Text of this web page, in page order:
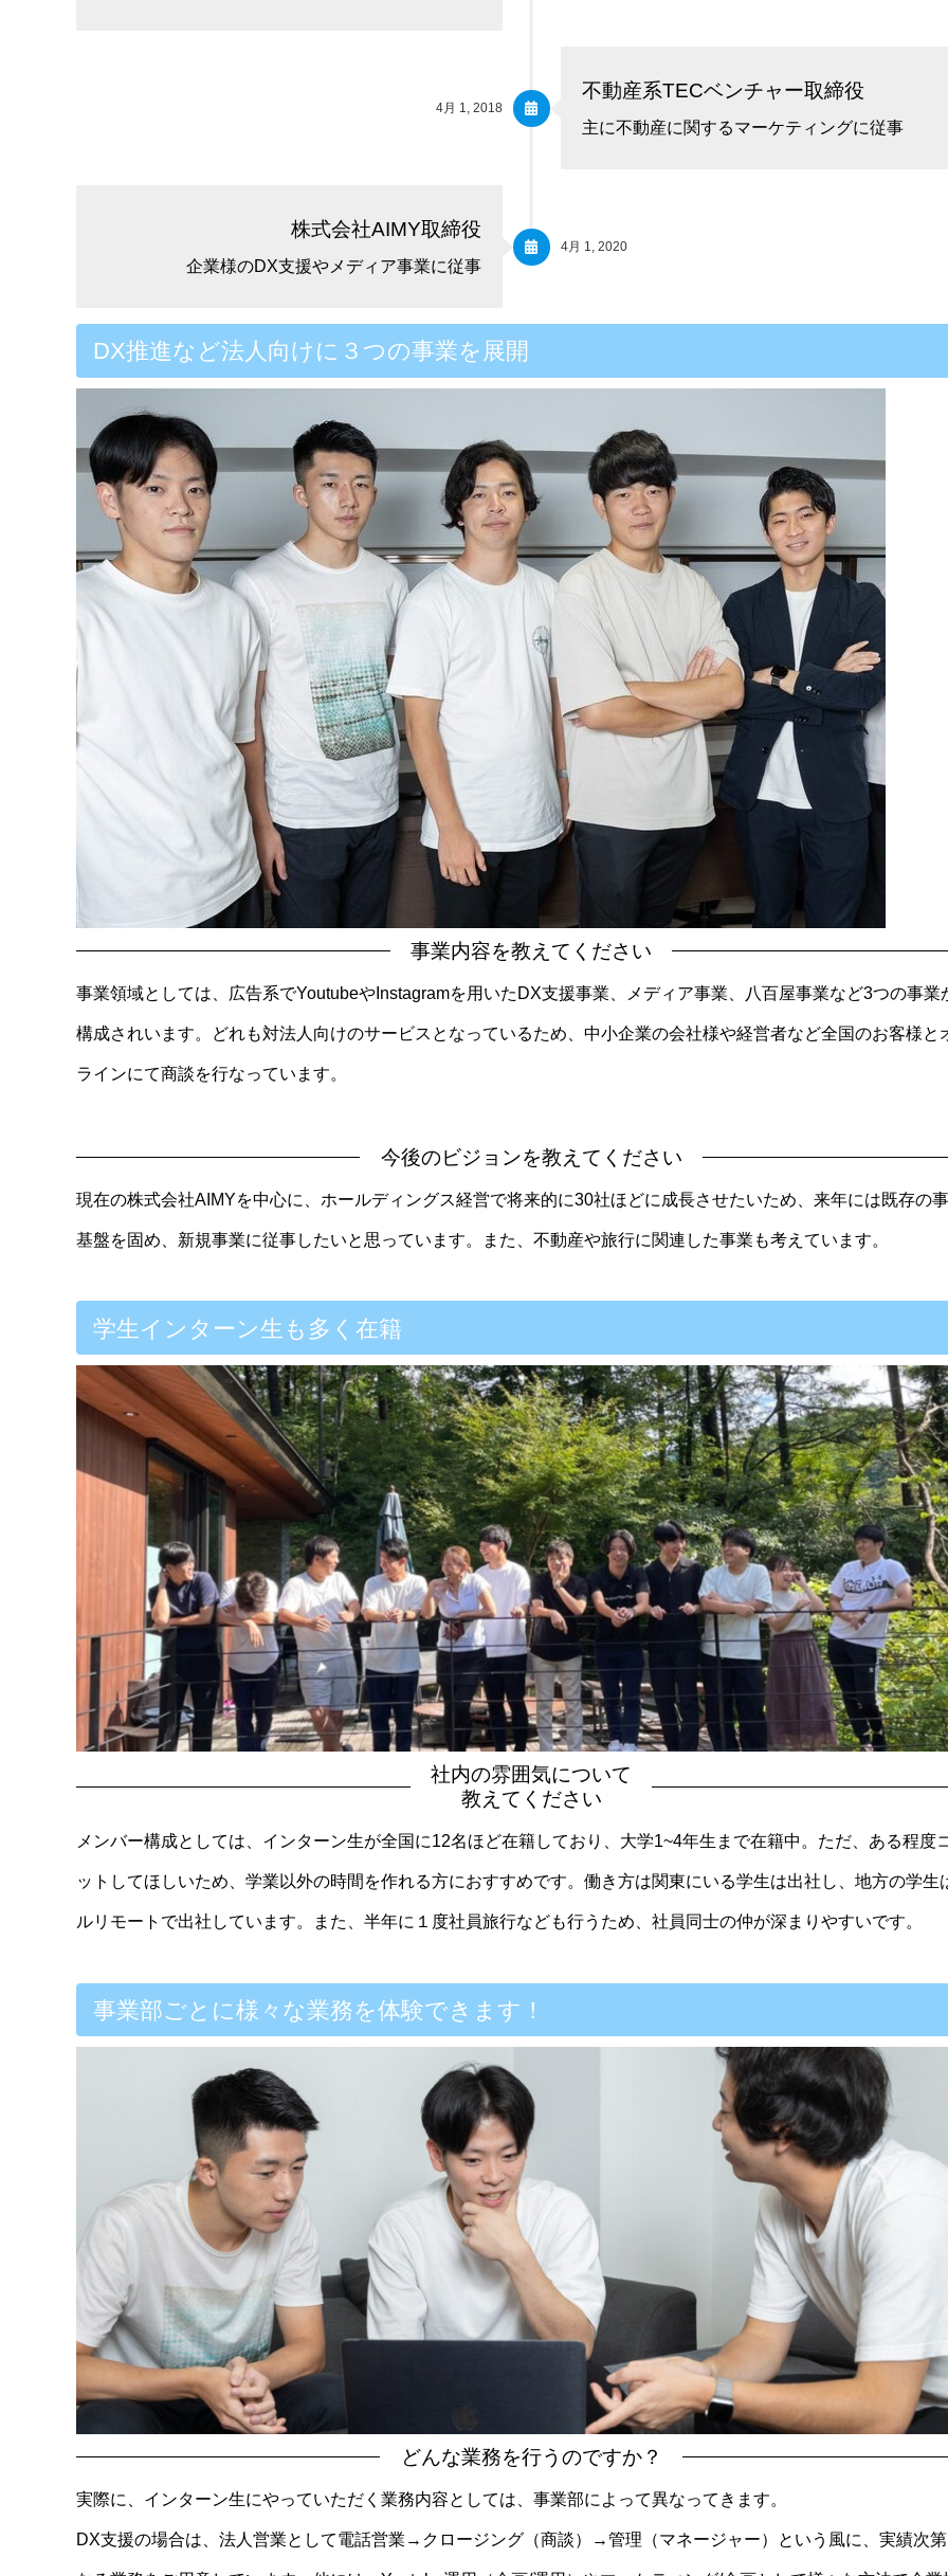
不動産系TECベンチャー取締役
主に不動産に関するマーケティングに従事
4月 1, 2018
株式会社AIMY取締役
企業様のDX支援やメディア事業に従事
4月 1, 2020
DX推進など法人向けに３つの事業を展開
事業内容を教えてください
事業領域としては、広告系でYoutubeやInstagramを用いたDX支援事業、メディア事業、八百屋事業など3つの事業
構成されいます。どれも対法人向けのサービスとなっているため、中小企業の会社様や経営者など全国のお客様と
ラインにて商談を行なっています。
今後のビジョンを教えてください
現在の株式会社AIMYを中心に、ホールディングス経営で将来的に30社ほどに成長させたいため、来年には既存の
基盤を固め、新規事業に従事したいと思っています。また、不動産や旅行に関連した事業も考えています。
学生インターン生も多く在籍
社内の雰囲気について
教えてください
メンバー構成としては、インターン生が全国に12名ほど在籍しており、大学1~4年生まで在籍中。ただ、ある程度
ットしてほしいため、学業以外の時間を作れる方におすすめです。働き方は関東にいる学生は出社し、地方の学生
ルリモートで出社しています。また、半年に１度社員旅行なども行うため、社員同士の仲が深まりやすいです。
事業部ごとに様々な業務を体験できます！
どんな業務を行うのですか？
実際に、インターン生にやっていただく業務内容としては、事業部によって異なってきます。
DX支援の場合は、法人営業として電話営業→クロージング（商談）→管理（マネージャー）という風に、実績次